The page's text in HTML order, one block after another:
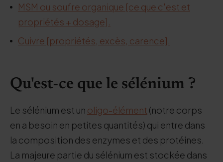
MSM ou soufre organique [ce que c'est et
propriétés + dosage].
Cuivre [propriétés, excès, carence].
Qu'est-ce que le sélénium ?
Le sélénium est un oligo-élément (notre corps
en a besoin en petites quantités) qui entre dans
la composition des enzymes et des protéines.
La majeure partie du sélénium est stockée dans